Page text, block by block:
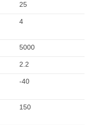
25
4
5000
2.2
-40
150